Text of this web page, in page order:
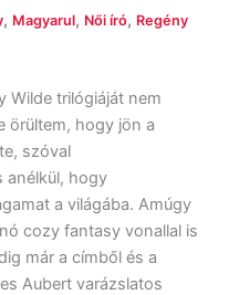
, Magyarul, Női író, Regény
Wilde trilógiáját nem
örültem, hogy jön a
szóval
anélkül, hogy
a világába. Amúgy
cozy fantasy vonallal is
már a címből és a
Aubert varázslatos